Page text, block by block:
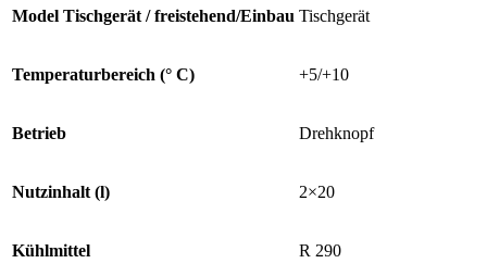
Model Tischgerät / freistehend/Einbau Tischgerät
Temperaturbereich (° C) +5/+10
Betrieb Drehknopf
Nutzinhalt (l) 2×20
Kühlmittel R 290